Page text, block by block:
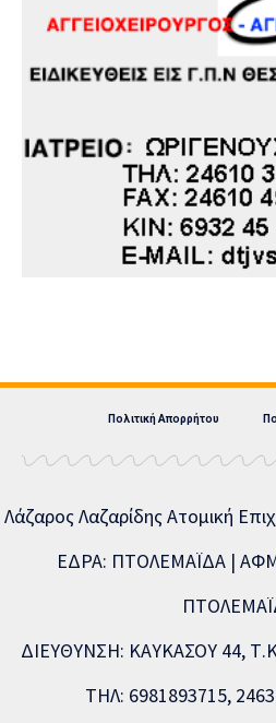
Πολιτική Απορρήτου
Λάζαρος Λαζαρίδης Ατομική
ΕΔΡΑ: ΠΤΟΛΕΜΑΪΔΑ |
ΔΙΕΥΘΥΝΣΗ: ΚΑΥΚΑΣΟΥ 44,
ΤΗΛ: 6981893715,